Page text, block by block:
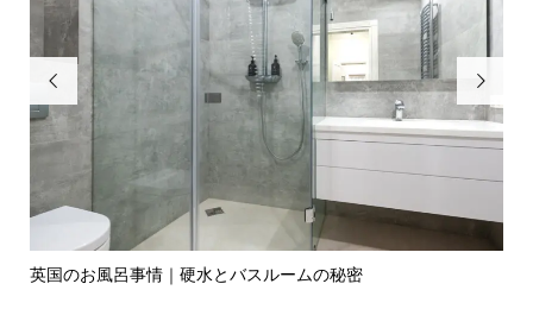

英国のお風呂事情｜硬水とバスルームの秘密
